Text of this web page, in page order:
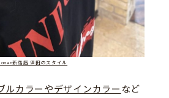
新宿店 須田のスタイル
ルカラーやデザインカラー など